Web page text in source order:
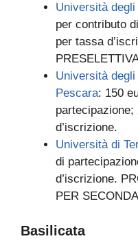
Università degli
per contributo
per tassa
Università degli
Pescara: 150
d’iscrizione.
Università di
di
d’iscrizione.
PER
Basilicata